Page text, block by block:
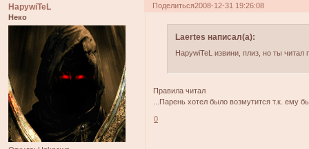
Поделиться2008-12-31 19:26:08
HapywiTeL
Неко
Laertes написал(а):
HapywiTeL извини, плиз, но ты читал
Правила читал
...Парень хотел было возмутится т.к. ему
0